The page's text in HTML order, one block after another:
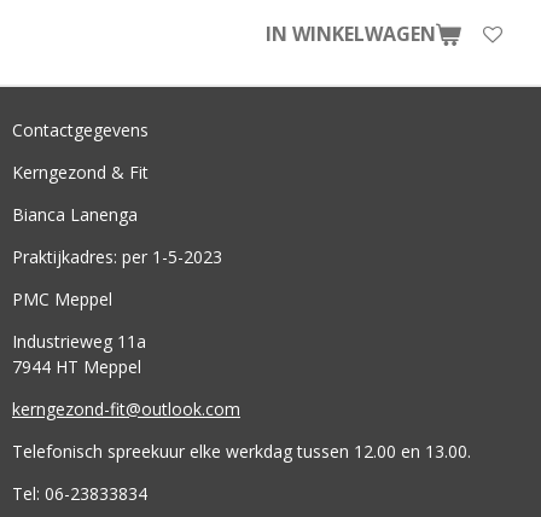
IN WINKELWAGEN
Contactgegevens
Kerngezond & Fit
Bianca Lanenga
Praktijkadres: per 1-5-2023
PMC Meppel
Industrieweg 11a
7944 HT Meppel
kerngezond-fit@outlook.com
Telefonisch spreekuur elke werkdag tussen 12.00 en 13.00.
Tel: 06-23833834